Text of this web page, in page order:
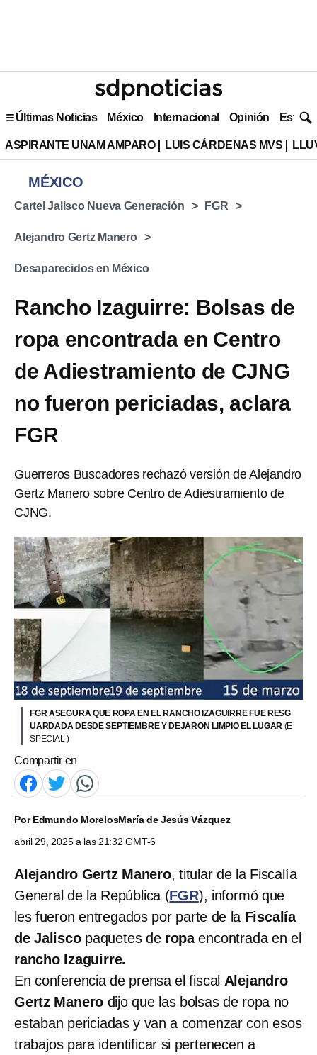
Últimas Noticias México Internacional Opinión Estilo
ASPIRANTE UNAM AMPARO LUIS CÁRDENAS MVS
MÉXICO
Cartel Jalisco Nueva Generación FGR
Alejandro Gertz Manero
Desaparecidos en México
Rancho Izaguirre: Bolsas de
ropa encontrada en Centro
de Adiestramiento de CJNG
no fueron periciadas, aclara
FGR
Guerreros Buscadores rechazó versión de Alejandro
Gertz Manero sobre Centro de Adiestramiento de
CJNG.
FGR ASEGURA QUE ROPA EN EL RANCHO IZAGUIRRE FUE RESG
UARDADA DESDE SEPTIEMBRE Y DEJARON LIMPIO EL LUGAR (E
SPECIAL )
Compartir en
PorEdmundo MorelosMaría de Jesús Vázquez
abril 29, 2025 a las 21:32 GMT-6
Alejandro Gertz Manero, titular de la Fiscalía
General de la República (FGR), informó que
les fueron entregados por parte de la Fiscalía
de Jalisco paquetes de ropaencontrada en el
rancho Izaguirre.
En conferencia de prensa el fiscal Alejandro
Gertz Manero dijo que las bolsas de ropa no
estaban periciadas y van a comenzar con esos
trabajos para identificar si pertenecen a